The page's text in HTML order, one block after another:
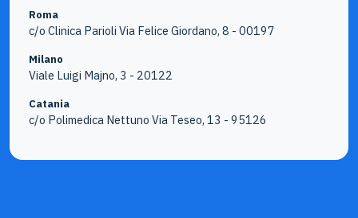
Roma
c/o Clinica Parioli Via Felice Giordano, 8 - 00197
Milano
Viale Luigi Majno, 3 - 20122
Catania
c/o Polimedica Nettuno Via Teseo, 13 - 95126